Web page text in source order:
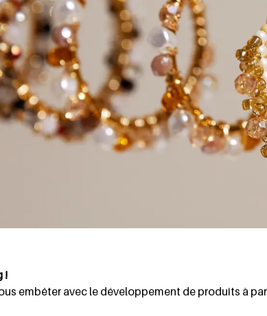
!
embêter avec le développement de produits à